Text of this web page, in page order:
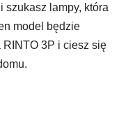
szukasz lampy, która
model będzie
RINTO 3P i ciesz się